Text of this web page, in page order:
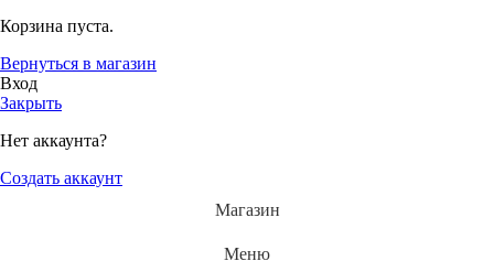
Корзина пуста.
Вернуться в магазин
Вход
Закрыть
Нет аккаунта?
Создать аккаунт
Магазин
Меню